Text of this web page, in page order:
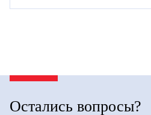
Остались вопросы?